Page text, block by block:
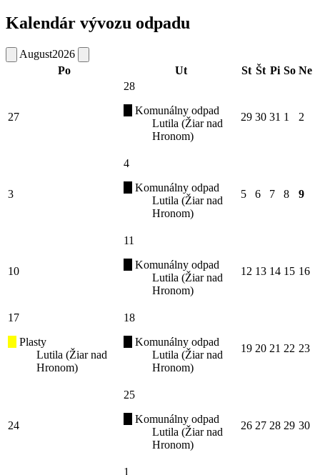
Kalendár vývozu odpadu
August2026
Po
Ut St Št Pi So Ne
27
28
Komunálny odpad
Lutila (Žiar nad
Hronom)
29 30 31 1 2
3
4
Komunálny odpad
Lutila (Žiar nad
Hronom)
5 6 7 8 9
10
11
Komunálny odpad
Lutila (Žiar nad
Hronom)
12 13 14 15 16
17
Plasty
Lutila (Žiar nad
Hronom)
18
Komunálny odpad
Lutila (Žiar nad
Hronom)
19 20 21 22 23
24
25
Komunálny odpad
Lutila (Žiar nad
Hronom)
26 27 28 29 30
1